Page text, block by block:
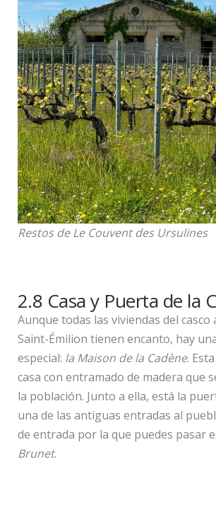
Restos deLe Couvent des Ursulines
2.8 Casa y Puerta de la
Aunque todas las viviendas del casco
Saint-Émilion tienen encanto, hay
especial: la Maison de la Cadène.
casa con entramado de madera que
la población. Junto a ella, está la
una de las antiguas entradas al
de entrada por la que puedes pasar
Brunet.